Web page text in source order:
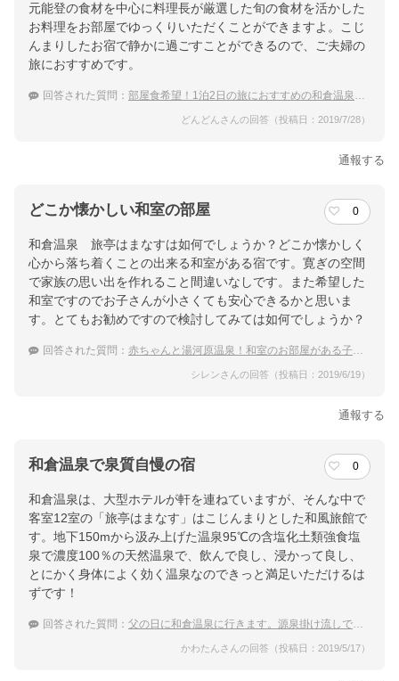
元能登の食材を中心に料理長が厳選した旬の食材を活かした
お料理をお部屋でゆっくりいただくことができますよ。こじ
んまりしたお宿で静かに過ごすことができるので、ご夫婦の
旅におすすめです。
回答された質問： 部屋食希望！1泊2日の旅におすすめの和倉温泉の宿は？
どんどんさんの回答（投稿日：2019/7/28）
通報する
どこか懐かしい和室の部屋 0
和倉温泉 旅亭はまなすは如何でしょうか？どこか懐かしく
心から落ち着くことの出来る和室がある宿です。寛ぎの空間
で家族の思い出を作れること間違いなしです。また希望した
和室ですのでお子さんが小さくても安心できるかと思いま
す。とてもお勧めですので検討してみては如何でしょうか？
回答された質問： 赤ちゃんと湯河原温泉！和室のお部屋がある子連れにお勧めの宿
シレンさんの回答（投稿日：2019/6/19）
通報する
和倉温泉で泉質自慢の宿 0
和倉温泉は、大型ホテルが軒を連ねていますが、そんな中で
客室12室の「旅亭はまなす」はこじんまりとした和風旅館で
す。地下150mから汲み上げた温泉95℃の含塩化土類強食塩
泉で濃度100％の天然温泉で、飲んで良し、浸かって良し、
とにかく身体によく効く温泉なのできっと満足いただけるは
ずです！
回答された質問： 父の日に和倉温泉に行きます。源泉掛け流しでおすすめの温泉宿を教えて下さい。
かわたんさんの回答（投稿日：2019/5/17）